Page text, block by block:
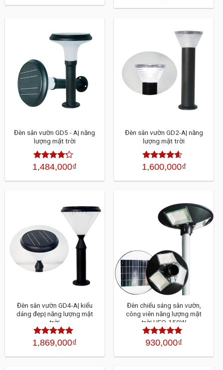
sao
5 sao
Đèn sân vườn GD5 - A| năng
lượng mặt trời
Được xếp
5 sao
1,484,000₫
Đèn sân vườn GD2-A| năng
lượng mặt trời
Được xếp
5 sao
1,600,000₫
Đèn sân vườn GD4-A| kiểu
dáng đẹp| năng lượng mặt
trời
Được xếp
5 sao
1,869,000₫
Đèn chiếu sáng sân vườn,
công viên năng lượng mặt
trời UFO-150W
Được xếp
5 sao
930,000₫